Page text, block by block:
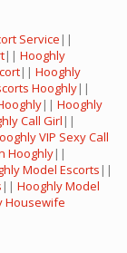
Service ||
|| Hooghly
|| Hooghly
Hooghly||
|| Hooghly
Call Girl ||
VIP Sexy Call
Hooghly||
Model Escorts ||
|| Hooghly Model
Housewife